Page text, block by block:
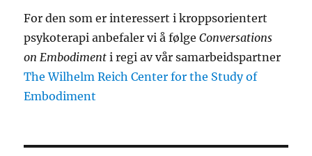
e
r
n
a
t
e
For den som er interessert i kroppsorientert
psykoterapi anbefaler vi å følgeConversations
on Embodiment i regi av vår samarbeidspartner
The Wilhelm Reich Center for the Study of
Embodiment